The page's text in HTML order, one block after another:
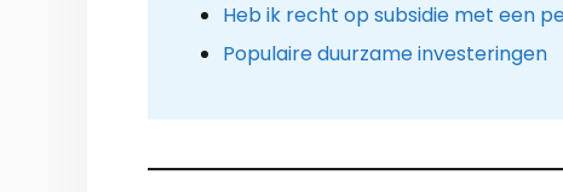
Heb ik recht op subsidie met een
Populaire duurzame investeringen